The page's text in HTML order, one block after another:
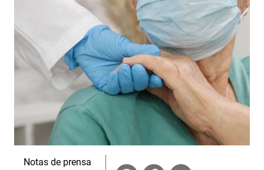
Notas de prensa